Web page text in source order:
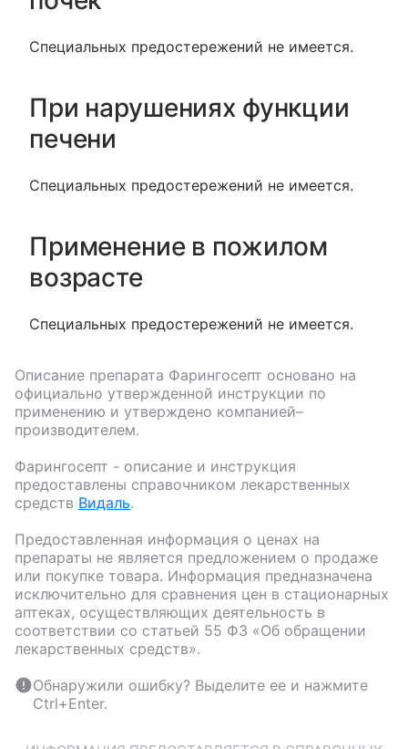
Специальных предостережений не имеется.
При нарушениях функции
печени
Специальных предостережений не имеется.
Применение в пожилом
возрасте
Специальных предостережений не имеется.
Описание препарата Фарингосепт основано на
официально утвержденной инструкции по
применению и утверждено компанией–
производителем.
Фарингосепт - описание и инструкция
предоставлены справочником лекарственных
средств Видаль.
Предоставленная информация о ценах на
препараты не является предложением о продаже
или покупке товара. Информация предназначена
исключительно для сравнения цен в стационарных
аптеках, осуществляющих деятельность в
соответствии со статьей 55 ФЗ «Об обращении
лекарственных средств».
Обнаружили ошибку? Выделите ее и нажмите
Ctrl+Enter.